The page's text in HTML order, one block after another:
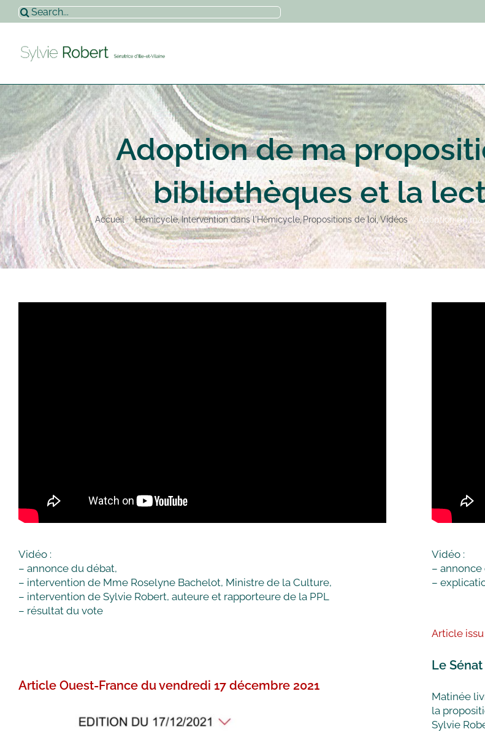
Passer
au
Rechercher:
Adoption de ma
bibliothèques et la
Accueil Hémicycle Intervention dans l'Hémicycle Propositions de loi Vidéos Adoption de
Vidéo :
– annonce du débat,
– intervention de Mme Roselyne Bachelot, Ministre de la Culture,
– intervention de Sylvie Robert, auteure et rapporteure de la PPL
– résultat du vote
Article Ouest-France du vendredi 17 décembre 2021
Vidéo :
– annonce
–
Article
Le
Matinée
la
Sylvie